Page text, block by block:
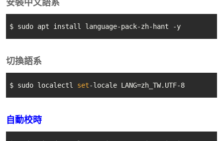
安裝中文語系
$ sudo apt install language-pack-zh-hant -y
切換語系
$ sudo localectl set-locale LANG=zh_TW.UTF-8
自動校時